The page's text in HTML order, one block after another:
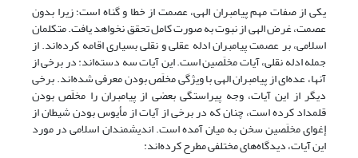
یکی از صفات مهم پیامبران الهی، عصمت از خطا و گناه است؛ زیرا بدون
عصمت، غرض الهی از نبوت به صورت کامل تحقق نخواهد یافت. متکلمان
اسلامی، بر عصمت پیامبران ادله عقلی و نقلی بسیاری اقامه کرده‌اند. از
جمله ادله نقلی، آیات مخلَصین است. این آیات سه دسته‌اند: در برخی از
آنها، عده‌ای از پیامبران الهی با ویژگی مخلَص بودن معرفی شده‌اند. برخی
دیگر از این آیات، وجه پیراستگی بعضی از پیامبران را مخلَص بودن
قلمداد کرده است، چنان که در برخی از آیات از مأیوس بودن شیطان از
إغوای مخلَصین سخن به میان آمده است. اندیشمندان اسلامی در مورد
این آیات، دیدگاه‌های مختلفی مطرح کرده‌اند: